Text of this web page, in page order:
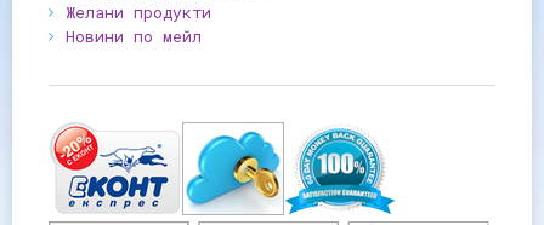
Желани продукти
Новини по мейл